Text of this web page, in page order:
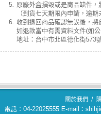
5. 原廠外盒損毀或是商品缺件
（到貨七天期限內申請，逾
6. 收到退回商品確認無誤後，
如退款當中有需資料文件(如
地址：台中市北區德化街573
關於我們 /
電話：04-22025555 E-mail：